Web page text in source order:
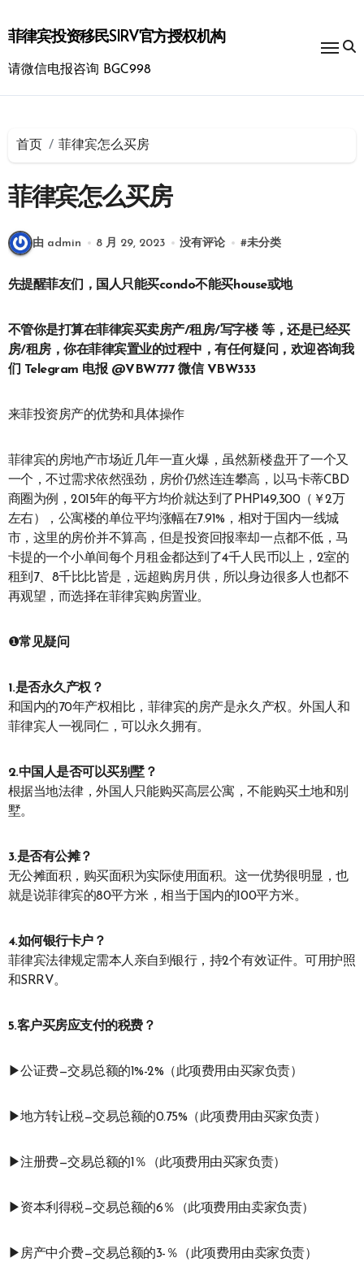
到
内
菲律宾投资移民SIRV官方授权机构
请微信电报咨询 BGC998
首页 菲律宾怎么买房
菲律宾怎么买房
由 admin 8 月 29, 2023 没有评论 #未分类
先提醒菲友们，国人只能买condo不能买house或地
​不管你是打算在菲律宾买卖房产/租房/写字楼 等，还是已经买
房/租房，你在菲律宾置业的过程中，有任何疑问，欢迎咨询我
们 Telegram 电报 @VBW777 微信 VBW333
来菲投资房产的优势和具体操作
菲律宾的房地产市场近几年一直火爆，虽然新楼盘开了一个又
一个，不过需求依然强劲，房价仍然连连攀高，以马卡蒂CBD
商圈为例，2015年的每平方均价就达到了PHP149,300（￥2万
左右），公寓楼的单位平均涨幅在7.91%，相对于国内一线城
市，这里的房价并不算高，但是投资回报率却一点都不低，马
卡提的一个小单间每个月租金都达到了4千人民币以上，2室的
租到7、8千比比皆是，远超购房月供，所以身边很多人也都不
再观望，而选择在菲律宾购房置业。
❶常见疑问
1.是否永久产权？
和国内的70年产权相比，菲律宾的房产是永久产权。外国人和
菲律宾人一视同仁，可以永久拥有。
2.中国人是否可以买别墅？
根据当地法律，外国人只能购买高层公寓，不能购买土地和别
墅。
3.是否有公摊？
无公摊面积，购买面积为实际使用面积。这一优势很明显，也
就是说菲律宾的80平方米，相当于国内的100平方米。
4.如何银行卡户？
菲律宾法律规定需本人亲自到银行，持2个有效证件。可用护照
和SRRV。
5.客户买房应支付的税费？
▶公证费—交易总额的1%-2%（此项费用由买家负责）
▶地方转让税—交易总额的0.75%（此项费用由买家负责）
▶注册费—交易总额的1％（此项费用由买家负责）
▶资本利得税—交易总额的6％（此项费用由卖家负责）
▶房产中介费—交易总额的3-％（此项费用由卖家负责）